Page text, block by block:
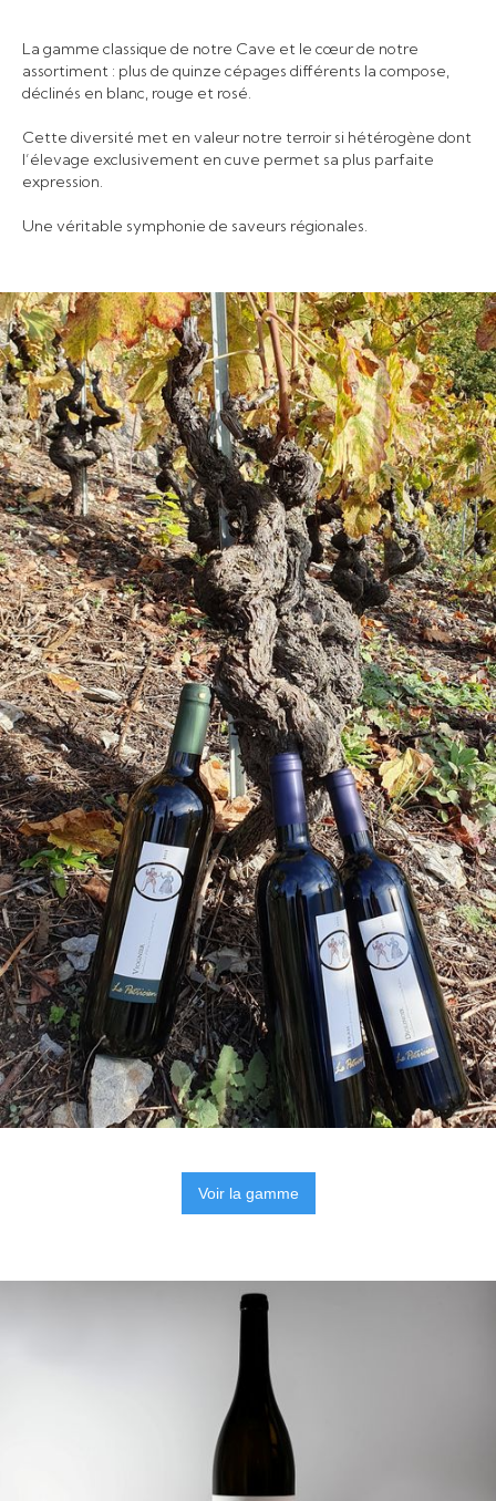
La gamme classique de notre Cave et le cœur de notre
assortiment : plus de quinze cépages différents la compose,
déclinés en blanc, rouge et rosé.
Cette diversité met en valeur notre terroir si hétérogène dont
l’élevage exclusivement en cuve permet sa plus parfaite
expression.
Une véritable symphonie de saveurs régionales.
Voir la gamme